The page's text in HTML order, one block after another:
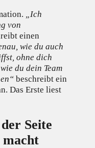
„Ich
von
einen
wie du auch
ohne dich
du dein Team
beschreibt ein
Das Erste liest
Seite